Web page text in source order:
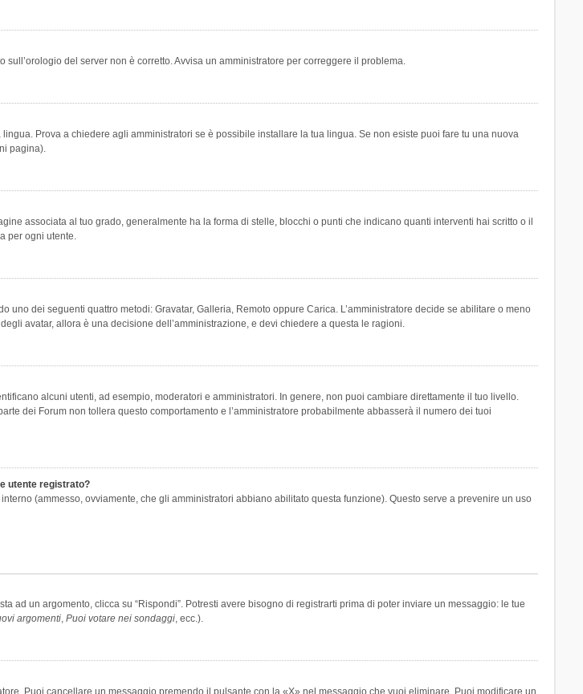
del server non è corretto. Avvisa un amministratore per correggere il problema.
Prova a chiedere agli amministratori se è possibile installare la tua lingua. Se non esiste puoi fare tu una nuova
pagina).
associata al tuo grado, generalmente ha la forma di stelle, blocchi o punti che indicano quanti interventi hai scritto o il
per ogni utente.
dei seguenti quattro metodi: Gravatar, Galleria, Remoto oppure Carica. L’amministratore decide se abilitare o meno
avatar, allora è una decisione dell’amministrazione, e devi chiedere a questa le ragioni.
alcuni utenti, ad esempio, moderatori e amministratori. In genere, non puoi cambiare direttamente il tuo livello.
dei Forum non tollera questo comportamento e l’amministratore probabilmente abbasserà il numero dei tuoi
utente registrato?
(ammesso, ovviamente, che gli amministratori abbiano abilitato questa funzione). Questo serve a prevenire un uso
ad un argomento, clicca su “Rispondi”. Potresti avere bisogno di registrarti prima di poter inviare un messaggio: le tue
argomenti, Puoi votare nei sondaggi, ecc.).
Puoi cancellare un messaggio premendo il pulsante con la «X» nel messaggio che vuoi eliminare. Puoi modificare un